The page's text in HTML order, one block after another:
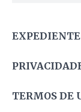
EXPEDIENTE
TERMOS DE